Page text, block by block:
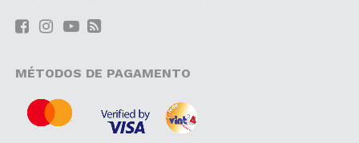
MÉTODOS DE PAGAMENTO